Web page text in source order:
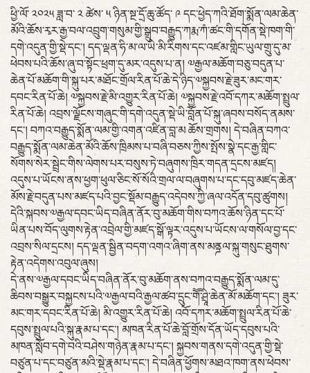
ཕྱི་ལོ་ ༢༠༢༥ ཟླ་བ་ ༢ ཚེས་ ༥ ཉིན་སྔ་དྲོ་ཆུ་ཚོད་ ༩ དང་ཕྱེད་ཀའི་ཐོག་སྨོན་ལམ་ཆེན་
མོའི་ཆོས་རྭར་རྒྱ་བལ་འབྲུག་གསུམ་གྱི་སྒྲུབ་བརྒྱུད་ཀརྨ་ཀཾ་ཚང་གི་དགོན་སྡེ་ཁག་གི་
དགེ་འདུན་གྱི་སྡེ་དང་། དད་ལྡན་ཧི་མ་ལ་ཡི་མི་རིགས་དང་འཛམ་གླིང་ཡུལ་གྲུ་དུ་མ་
ཕེབས་པའི་ཆོས་ཞུ་བ་སྟོང་ཕྲག་དུ་མར་འདུས་པ་ན། ༧རྒྱལ་མཆོག་བཅུ་བདུན་པ་
ཆེན་པོ་མཆོག་གི་སྐུ་པར་མཐོང་གྲོལ་རིན་པོ་ཆེ་དེ་ཉིད་༧སྐྱབས་རྗེ་ཟུར་མང་གར་
དབང་རིན་པོ་ཆེ། ༧སྐྱབས་རྗེ་མི་འགྱུར་རིན་པོ་ཆེ། ༧སྐྱབས་རྗེ་འབོ་དཀར་མཆོག་སྤྲུལ་
རིན་པོ་ཆེ། འབྲས་ལྗོངས་གཞུང་གི་དགེ་འདུན་སྡེ་ཡི་བློན་པོ་སྐུ་ཞབས་བསོད་ནམས་
དང་། བཀའ་བརྒྱུད་སྨོན་ལམ་གྱི་འགན་འཛིན་བླ་མ ཆོས་གྲགས། དེ་བཞིན་བཀའ་
བརྒྱུད་སྨོན་ལམ་ཆེན་མོའི་ཆོས་ཁྲིམས་པ་བཞི་བཅས་ཀྱིས་སྤོས་སྣེ་དང་རྒྱ་གླིང་
སོགས་སེར་སྦྲེང་གིས་ལེགས་པར་བསུས་ཏེ་བཞུགས་ཁྲིར་གདན་དྲངས་མཛད།
འདུས་པ་ཡོངས་ནས་ཕྱག་ཕུལ་ཅིང་སོ་སོའི་གྲལ་ལ་བཞུགས་པ་དང་དབུ་མཛད་ཆེན་
མོས་རྗེ་བདུན་པས་མཛད་པའི་བྱང་སྡོམ་བརྒྱུད་འདེབས་ཀྱི་ཞལ་འདོན་དབུ་ཚུགས།
དེའི་སྐབས་༧རྒྱལ་དབང་ཡིད་བཞིན་ནོར་བུ་མཆོག་གིས་བཀའ་ཆོས་ཉིན་དང་པོ་
ཡིན་པས་བོད་ལུགས་རྟེན་འབྲེལ་གྱི་མཛད་སྒོ་ལྟར་འདུས་པ་ཡོངས་ལ་གསོལ་བྱ་དང་
འབྲས་སིལ་དྲངས། དད་ལྡན་སྦྱིན་བདག་འགའ་ཞིག་ནས་མནྜལ་སྐུ་གསུང་ཐུགས་
རྟེན་འདེགས་འབུལ་ཞུས།
དེ་ནས་༧རྒྱལ་དབང་ཡིད་བཞིན་ནོར་བུ་མཆོག་ནས་བཀའ་བརྒྱུད་སྨོན་ལམ་དུ་
ཆིབས་བསྒྱུར་བསྐྱངས་པའི་༧རྒྱལ་བའི་རྒྱལ་ཚབ་དྲུང་གཽ་ཤྲཱི་ཆེན་མོ་མཆོག་དང་། ཟུར་
མང་གར་དབང་རིན་པོ་ཆེ། མི་འགྱུར་རིན་པོ་ཆེ། འབོ་དཀར་མཆོག་སྤྲུལ་རིན་པོ་ཆེ་
དབུས་སྤྲུལ་པའི་སྐུ་རྣམ་པ་དང་། མཁན་རིན་པོ་ཆེ་བློ་གྲོས་དོན་ཡོད་དབུས་པའི་
མཁན་སློབ་དགེ་བའི་བཤེས་གཉེན་རྣམ་པ་དང་། སྐྱབས་གནས་དགེ་འདུན་གྱི་སྡེ་
བཙུན་པ་དང་བཙུན་མའི་སྡེ་རྣམ་པ་དང་། དེ་བཞིན་ཕྱོགས་མཐའ་ཁག་ནས་ཕེབས་